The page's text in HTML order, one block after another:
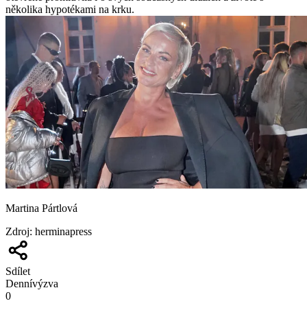
několika hypotékami na krku.
Martina Pártlová
Zdroj: herminapress
Sdílet
Dennívýzva
0